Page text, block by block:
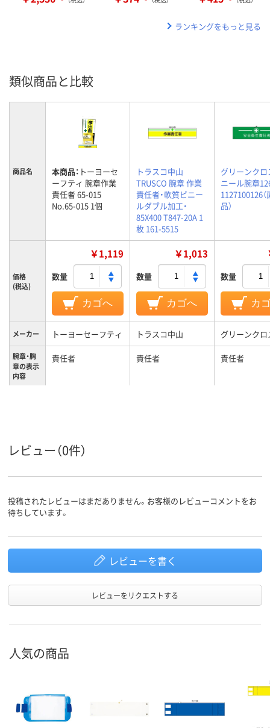
ランキングをもっと見る
類似商品と比較
商品名 本商品： トーヨーセ
ーフティ 腕章作業
責任者 65-015
No.65-015 1個
トラスコ中山
TRUSCO 腕章 作業
責任者・軟質ビニー
ルダブル加工・
85X400 T847-20A 1
枚 161-5515
グリーンクロ
ニール腕章
1127100126（
品）
価格
(税込)
￥1,119
数量
カゴへ
￥1,013
数量
カゴへ
数量
カ
メーカー トーヨーセーフティ トラスコ中山 グリーンクロ
腕章・胸
章の表示
内容
責任者 責任者 責任者
レビュー（0件）
投稿されたレビューはまだありません。お客様のレビューコメントをお
待ちしています。
レビューを書く
レビューをリクエストする
人気の商品